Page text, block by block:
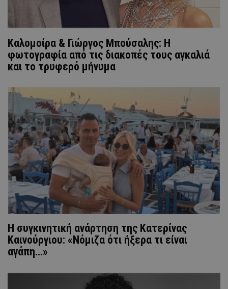
Καλομοίρα & Γιώργος Μπούσαλης: Η
φωτογραφία από τις διακοπές τους αγκαλιά
και το τρυφερό μήνυμα
H συγκινητική ανάρτηση της Κατερίνας
Καινούργιου: «Νόμιζα ότι ήξερα τι είναι
αγάπη…»